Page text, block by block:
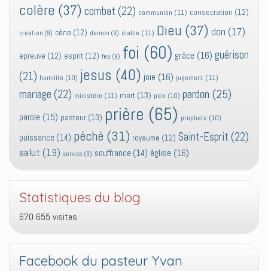
colère (37) combat (22) communion (11) consecration (12)
création (9) cène (12) demon (9) diable (11) Dieu (37) don (17)
epreuve (12) esprit (12) feu (9) foi (60) grâce (16) guérison
(21) humilité (10) jesus (40) joie (16) jugement (11)
mariage (22) ministère (11) mort (13) paix (10) pardon (25)
parole (15) pasteur (13) prière (65) prophete (10)
puissance (14) péché (31) royaume (12) Saint-Esprit (22)
salut (19) service (9) souffrance (14) église (16)
Statistiques du blog
670 655 visites
Facebook du pasteur Yvan